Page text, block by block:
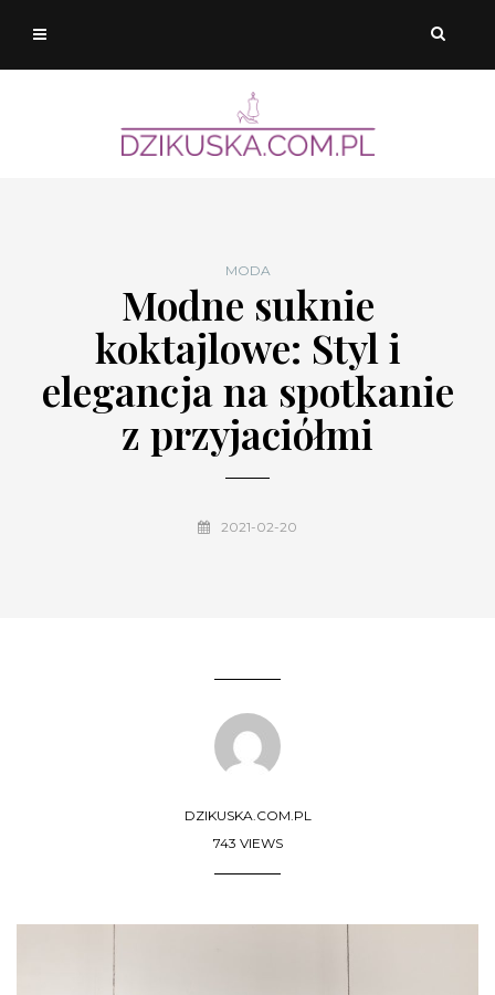
MODA
Modne suknie
koktajlowe: Styl i
elegancja na spotkanie
z przyjaciółmi
2021-02-20
DZIKUSKA.COM.PL
743 VIEWS